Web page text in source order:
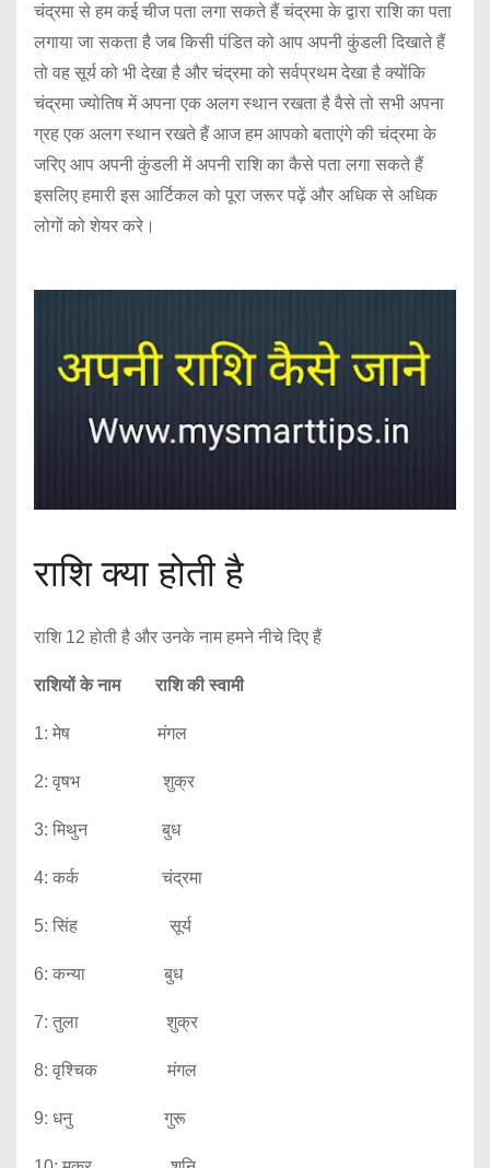
चंद्रमा से हम कई चीज पता लगा सकते हैं चंद्रमा के द्वारा राशि का पता
लगाया जा सकता है जब किसी पंडित को आप अपनी कुंडली दिखाते हैं
तो वह सूर्य को भी देखा है और चंद्रमा को सर्वप्रथम देखा है क्योंकि
चंद्रमा ज्योतिष में अपना एक अलग स्थान रखता है वैसे तो सभी अपना
ग्रह एक अलग स्थान रखते हैं आज हम आपको बताएंगे की चंद्रमा के
जरिए आप अपनी कुंडली में अपनी राशि का कैसे पता लगा सकते हैं
इसलिए हमारी इस आर्टिकल को पूरा जरूर पढ़ें और अधिक से अधिक
लोगों को शेयर करे।
राशि क्या होती है
राशि 12 होती है और उनके नाम हमने नीचे दिए हैं
राशियों के नाम राशि की स्वामी
1: मेष मंगल
2: वृषभ शुक्र
3: मिथुन बुध
4: कर्क चंद्रमा
5: सिंह सूर्य
6: कन्या बुध
7: तुला शुक्र
8: वृश्चिक मंगल
9: धनु गुरू